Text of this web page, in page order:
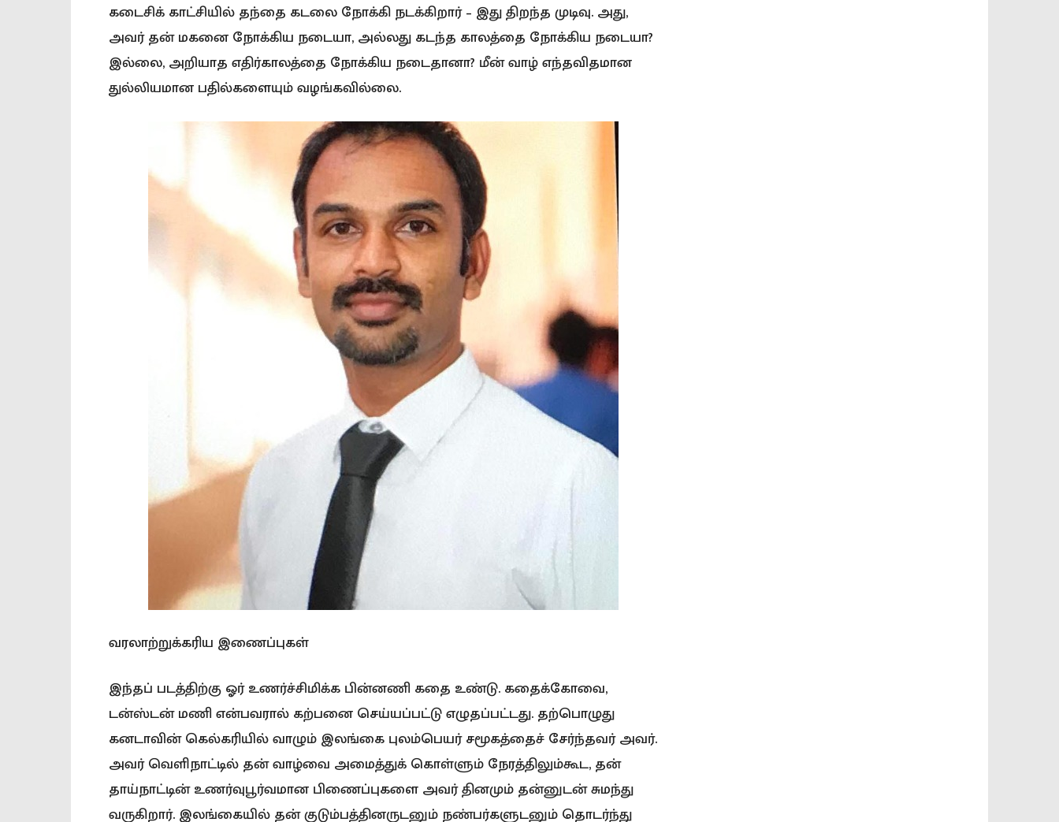
கடைசிக் காட்சியில் தந்தை கடலை நோக்கி நடக்கிறார் – இது திறந்த முடிவு. அது,
அவர் தன் மகனை நோக்கிய நடையா, அல்லது கடந்த காலத்தை நோக்கிய நடையா?
இல்லை, அறியாத எதிர்காலத்தை நோக்கிய நடைதானா? மீன் வாழ் எந்தவிதமான
துல்லியமான பதில்களையும் வழங்கவில்லை.
வரலாற்றுக்கரிய இணைப்புகள்
இந்தப் படத்திற்கு ஓர் உணர்ச்சிமிக்க பின்னணி கதை உண்டு. கதைக்கோவை,
டன்ஸ்டன் மணி என்பவரால் கற்பனை செய்யப்பட்டு எழுதப்பட்டது. தற்பொழுது
கனடாவின் கெல்கரியில் வாழும் இலங்கை புலம்பெயர் சமூகத்தைச் சேர்ந்தவர் அவர்.
அவர் வெளிநாட்டில் தன் வாழ்வை அமைத்துக் கொள்ளும் நேரத்திலும்கூட, தன்
தாய்நாட்டின் உணர்வுபூர்வமான பிணைப்புகளை அவர் தினமும் தன்னுடன் சுமந்து
வருகிறார். இலங்கையில் தன் குடும்பத்தினருடனும் நண்பர்களுடனும் தொடர்ந்து